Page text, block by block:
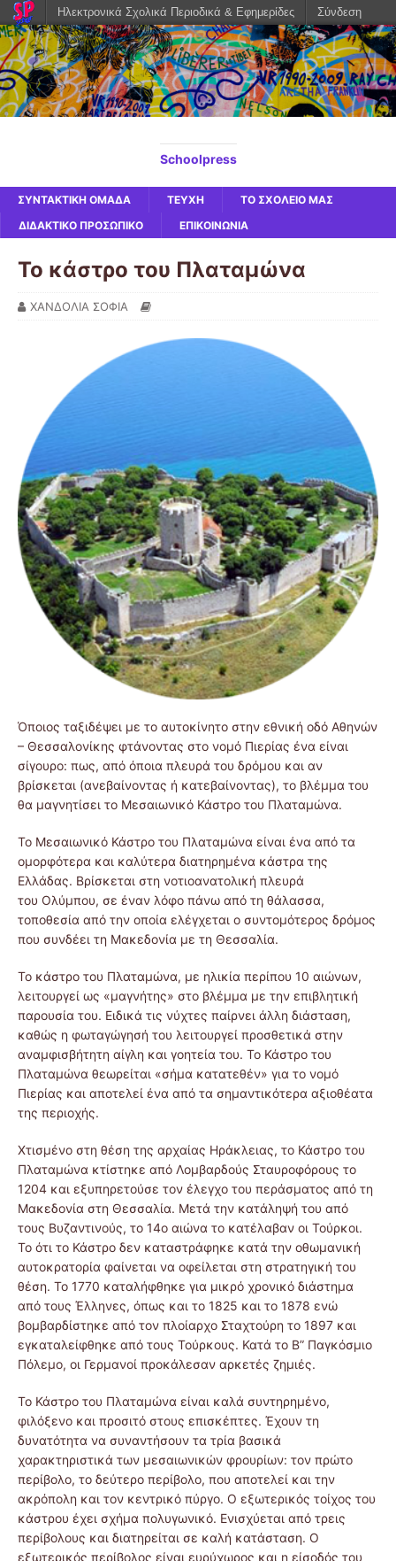
Schoolpress
ΣΥΝΤΑΚΤΙΚΗ ΟΜΑΔΑ ΤΕΥΧΗ
ΤΟ ΣΧΟΛΕΙΟ ΜΑΣ
ΔΙΔΑΚΤΙΚΟ ΠΡΟΣΩΠΙΚΟ
ΕΠΙΚΟΙΝΩΝΙΑ
Το κάστρο του Πλαταμώνα
ΧΑΝΔΟΛΙΑ ΣΟΦΙΑ
Όποιος ταξιδέψει με το αυτοκίνητο στην εθνική οδό Αθηνών
– Θεσσαλονίκης φτάνοντας στο νομό Πιερίας ένα είναι
σίγουρο: πως, από όποια πλευρά του δρόμου και αν
βρίσκεται (ανεβαίνοντας ή κατεβαίνοντας), το βλέμμα του
θα μαγνητίσει το Μεσαιωνικό Κάστρο του Πλαταμώνα.
Το Μεσαιωνικό Κάστρο του Πλαταμώνα είναι ένα από τα
ομορφότερα και καλύτερα διατηρημένα κάστρα της
Ελλάδας. Βρίσκεται στη νοτιοανατολική πλευρά
του Ολύμπου, σε έναν λόφο πάνω από τη θάλασσα,
τοποθεσία από την οποία ελέγχεται ο συντομότερος δρόμος
που συνδέει τη Μακεδονία με τη Θεσσαλία.
Το κάστρο του Πλαταμώνα, με ηλικία περίπου 10 αιώνων,
λειτουργεί ως «μαγνήτης» στο βλέμμα με την επιβλητική
παρουσία του. Ειδικά τις νύχτες παίρνει άλλη διάσταση,
καθώς η φωταγώγησή του λειτουργεί προσθετικά στην
αναμφισβήτητη αίγλη και γοητεία του. Το Κάστρο του
Πλαταμώνα θεωρείται «σήμα κατατεθέν» για το νομό
Πιερίας και αποτελεί ένα από τα σημαντικότερα αξιοθέατα
της περιοχής.
Χτισμένο στη θέση της αρχαίας Ηράκλειας, το Κάστρο του
Πλαταμώνα κτίστηκε από Λομβαρδούς Σταυροφόρους το
1204 και εξυπηρετούσε τον έλεγχο του περάσματος από τη
Μακεδονία στη Θεσσαλία. Μετά την κατάληψή του από
τους Βυζαντινούς, το 14ο αιώνα το κατέλαβαν οι Τούρκοι.
Το ότι το Κάστρο δεν καταστράφηκε κατά την οθωμανική
αυτοκρατορία φαίνεται να οφείλεται στη στρατηγική του
θέση. Το 1770 καταλήφθηκε για μικρό χρονικό διάστημα
από τους Έλληνες, όπως και το 1825 και το 1878 ενώ
βομβαρδίστηκε από τον πλοίαρχο Σταχτούρη το 1897 και
εγκαταλείφθηκε από τους Τούρκους. Κατά το Β” Παγκόσμιο
Πόλεμο, οι Γερμανοί προκάλεσαν αρκετές ζημιές.
Το Κάστρο του Πλαταμώνα είναι καλά συντηρημένο,
φιλόξενο και προσιτό στους επισκέπτες. Έχουν τη
δυνατότητα να συναντήσουν τα τρία βασικά
χαρακτηριστικά των μεσαιωνικών φρουρίων: τον πρώτο
περίβολο, το δεύτερο περίβολο, που αποτελεί και την
ακρόπολη και τον κεντρικό πύργο. Ο εξωτερικός τοίχος του
κάστρου έχει σχήμα πολυγωνικό. Ενισχύεται από τρεις
περίβολους και διατηρείται σε καλή κατάσταση. Ο
εξωτερικός περίβολος είναι ευρύχωρος και η είσοδός του
Ηλεκτρονικά Σχολικά Περιοδικά & Εφημερίδες Σύνδεση